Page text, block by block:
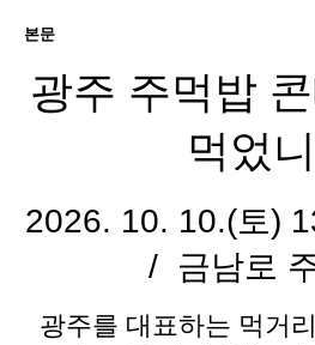
본문
광주 주먹밥
먹었니
2026. 10. 10.(토)
/ 금남로
광주를 대표하는 먹거